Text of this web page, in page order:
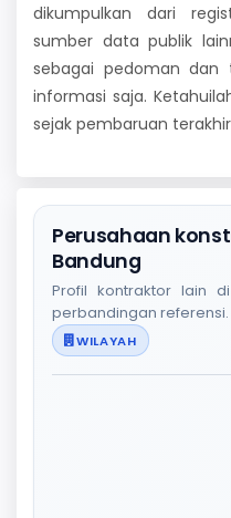
dikumpulkan dari
sumber data publik
sebagai pedoman dan
informasi saja.
sejak pembaruan
Perusahaan
Bandung
Profil kontraktor lain
perbandingan referensi.
WILAYAH